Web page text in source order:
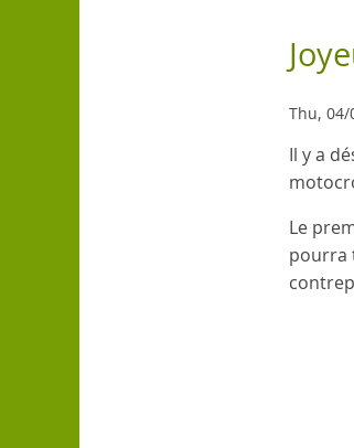
Thu, 04/
Il y a
Le
pourra